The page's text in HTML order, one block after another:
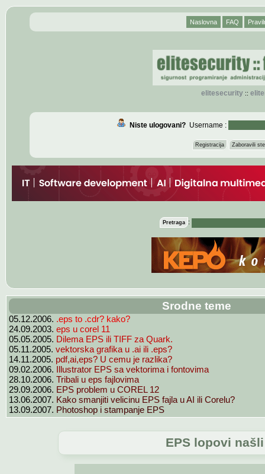
Naslovna FAQ
elitesecurity::
Niste ulogovani?Username :
Registracija Zaboravili
Pretraga :
Srodne teme
05.12.2006. .eps to .cdr? kako?
24.09.2003. eps u corel 11
05.05.2005. Dilema EPS ili TIFF za Quark.
05.11.2005. vektorska grafika u .ai ili .eps?
14.11.2005. pdf,ai,eps? U cemu je razlika?
09.02.2006. Illustrator EPS sa vektorima i fontovima
28.10.2006. Tribali u eps fajlovima
29.09.2006. EPS problem u COREL 12
13.06.2007. Kako smanjiti velicinu EPS fajla u AI ili Corelu?
13.09.2007. Photoshop i stampanje EPS
EPS lopovi